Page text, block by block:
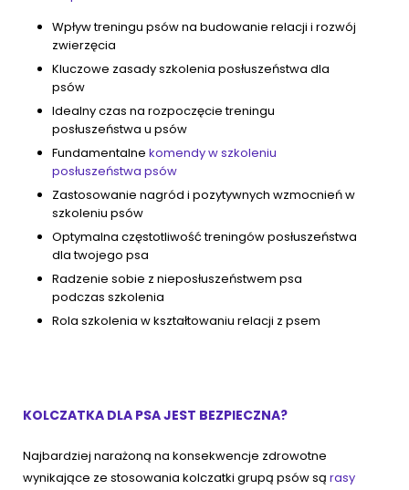
Wpływ treningu psów na budowanie relacji i rozwój
zwierzęcia
Kluczowe zasady szkolenia posłuszeństwa dla
psów
Idealny czas na rozpoczęcie treningu
posłuszeństwa u psów
Fundamentalne komendy w szkoleniu
posłuszeństwa psów
Zastosowanie nagród i pozytywnych wzmocnień w
szkoleniu psów
Optymalna częstotliwość treningów posłuszeństwa
dla twojego psa
Radzenie sobie z nieposłuszeństwem psa
podczas szkolenia
Rola szkolenia w kształtowaniu relacji z psem
KOLCZATKA DLA PSA JEST BEZPIECZNA?
Najbardziej narażoną na konsekwencje zdrowotne
wynikające ze stosowania kolczatki grupą psów są rasy